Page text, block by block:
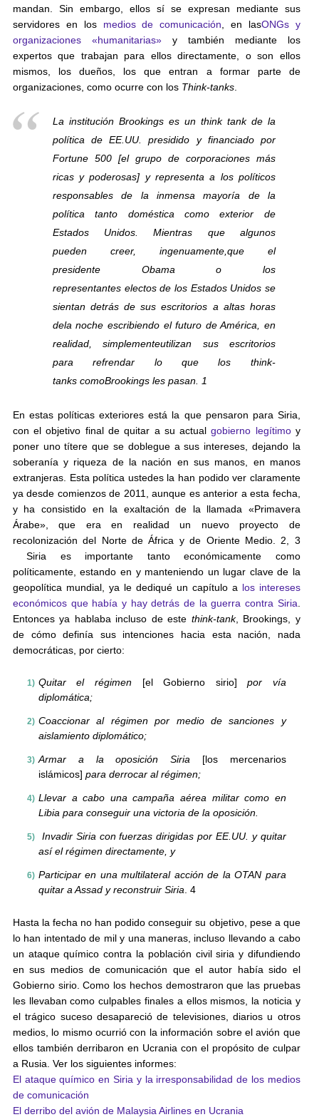
mandan. Sin embargo, ellos sí se expresan mediante sus
servidores en los medios de comunicación , en lasONGs y
organizaciones «humanitarias»y también mediante los
expertos que trabajan para ellos directamente, o son ellos
mismos, los dueños, los que entran a formar parte de
organizaciones, como ocurre con los Think-tanks.
La institución Brookings es un think tank de la
política de EE.UU. presidido y financiado por
Fortune 500 [el grupo de corporaciones más
ricas y poderosas] y representa a los políticos
responsables de la inmensa mayoría de la
política tanto doméstica como exterior de
Estados Unidos.Mientras que algunos
pueden
creer, ingenuamente, que el
presidente
Obama o
los
representantes electos de los Estados Unidos se
sientan detrás de sus escritorios a altas horas
dela noche escribiendo el futuro de América
en
realidad,
simplementeutilizan
sus escritorios
para
refrendar lo que
los think-
tanks comoBrookings les pasan. 1
En estas políticas exteriores está la que pensaron para Siria,
con el objetivo final de quitar a su actualgobierno legítimoy
poner uno títere que se doblegue a sus intereses, dejando la
soberanía y riqueza de la nación en sus manos, en manos
extranjeras. Esta política ustedes la han podido ver claramente
ya desde comienzos de 2011, aunque es anterior a esta fecha,
y ha consistido en la exaltación de la llamada «Primavera
Árabe», que era en realidad un nuevo proyecto de
recolonización del Norte de África y de Oriente Medio. 2, 3
Siria es importante tanto económicamente como
políticamente, estando en y manteniendo un lugar clave de la
geopolítica mundial, ya le dediqué un capítulo a los intereses
económicos que había y hay detrás de la guerra contra Siria
Entonces ya hablaba incluso de este think-tank, Brookings, y
de cómo definía sus intenciones hacia esta nación, nada
democráticas, por cierto:
Quitar el régimen [el Gobierno sirio] por vía
diplomática;
Coaccionar al régimen por medio de sanciones y
aislamiento diplomático;
Armar a la oposición Siria [los mercenarios
islámicos] para derrocar al régimen;
Llevar a cabo una campaña aérea militar como en
Libia para conseguir una victoria de la oposición.
Invadir Siria con fuerzas dirigidas por EE.UU. y quitar
así el régimen directamente, y
Participar en una multilateral acción de la OTAN para
quitar a Assad y reconstruir Siria . 4
Hasta la fecha no han podido conseguir su objetivo, pese a que
lo han intentado de mil y una maneras, incluso llevando a cabo
un ataque químico contra la población civil siria y difundiendo
en sus medios de comunicación que el autor había sido el
Gobierno sirio. Como los hechos demostraron que las pruebas
les llevaban como culpables finales a ellos mismos, la noticia y
el trágico suceso desapareció de televisiones, diarios u otros
medios, lo mismo ocurrió con la información sobre el avión que
ellos también derribaron en Ucrania con el propósito de culpar
a Rusia. Ver los siguientes informes:
El ataque químico en Siria y la irresponsabilidad de los medios
de comunicación
El derribo del avión de Malaysia Airlines en Ucrania